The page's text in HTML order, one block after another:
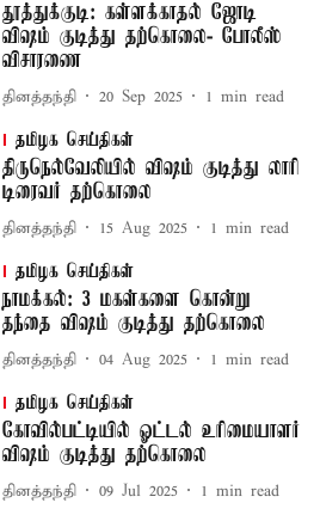
தூத்துக்குடி: கள்ளக்காதல் ஜோடி
விஷம் குடித்து தற்கொலை- போலீஸ்
விசாரணை
தினத்தந்தி 20 Sep 2025 1 min read
தமிழக செய்திகள்
திருநெல்வேலியில் விஷம் குடித்து லாரி
டிரைவர் தற்கொலை
தினத்தந்தி 15 Aug 2025 1 min read
தமிழக செய்திகள்
நாமக்கல்: 3 மகள்களை கொன்று
தந்தை விஷம் குடித்து தற்கொலை
தினத்தந்தி 04 Aug 2025 1 min read
தமிழக செய்திகள்
கோவில்பட்டியில் ஓட்டல் உரிமையாளர்
விஷம் குடித்து தற்கொலை
தினத்தந்தி 09 Jul 2025 1 min read